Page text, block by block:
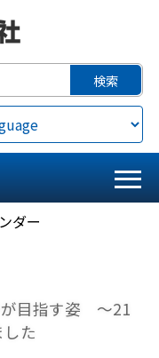
ダー
が目指す姿 ～21
た